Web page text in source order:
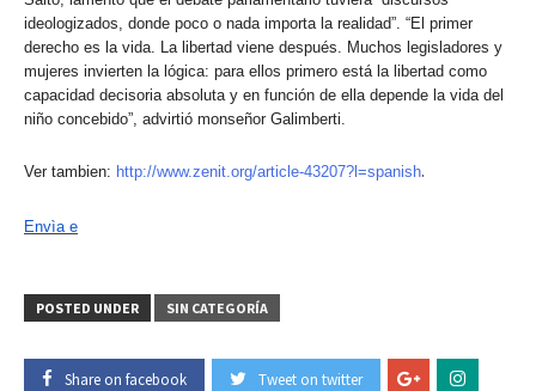
ideologizados, donde poco o nada importa la realidad”. “El primer
derecho es la vida. La libertad viene después. Muchos legisladores y
mujeres invierten la lógica: para ellos primero está la libertad como
capacidad decisoria absoluta y en función de ella depende la vida del
niño concebido”, advirtió monseñor Galimberti.
Ver tambien: http://www.zenit.org/article-43207?l=spanish.
Envìa e
POSTED UNDER SIN CATEGORÍA
Share on facebook Tweet on twitter